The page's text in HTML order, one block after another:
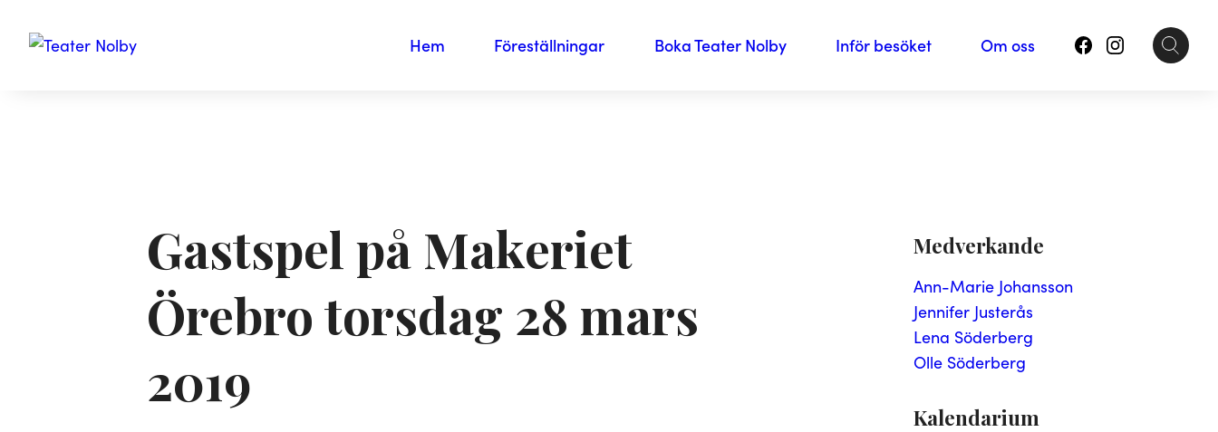
Hem Föreställningar Boka Teater Nolby Inför besöket Om oss
Medverkande
Ann-Marie Johansson
Jennifer Justerås
Lena Söderberg
Olle Söderberg
Kalendarium
Gastspel på Makeriet
Örebro torsdag 28 mars
2019